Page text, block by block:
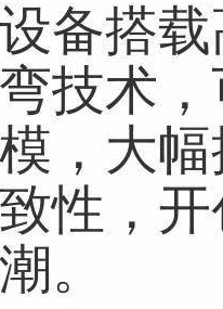
搭载
技术
，大
性，
。